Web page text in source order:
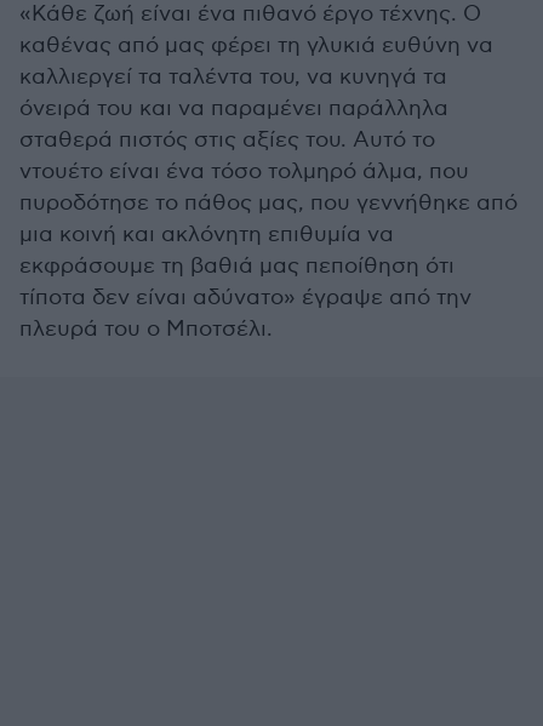
«Κάθε ζωή είναι ένα πιθανό έργο τέχνης. O
καθένας από μας φέρει τη γλυκιά ευθύνη να
καλλιεργεί τα ταλέντα του, να κυνηγά τα
όνειρά του και να παραμένει παράλληλα
σταθερά πιστός στις αξίες του. Αυτό το
ντουέτο είναι ένα τόσο τολμηρό άλμα, που
πυροδότησε το πάθος μας, που γεννήθηκε από
μια κοινή και ακλόνητη επιθυμία να
εκφράσουμε τη βαθιά μας πεποίθηση ότι
τίποτα δεν είναι αδύνατο» έγραψε από την
πλευρά του ο Μποτσέλι.